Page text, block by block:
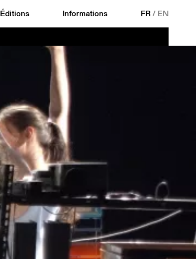
Éditions Informations FR/ EN